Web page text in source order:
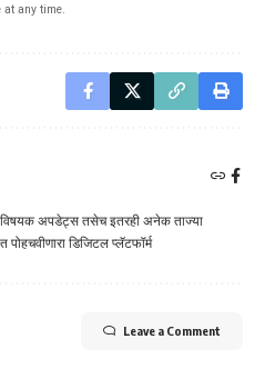
at any time.
विषयक अपडेट्स तसेच इतरही अनेक ताज्या
पोहचवीणारा डिजिटल प्लॅटफॉर्म
Leave a Comment